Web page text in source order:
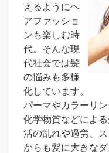
えるようにヘ
アファッショ
ンも楽しむ時
代。そんな現
代社会では髪
の悩みも多様
化しています。
パーマやカラーリ
化学物質などによ
活の乱れや過労、
からも髪に大きな